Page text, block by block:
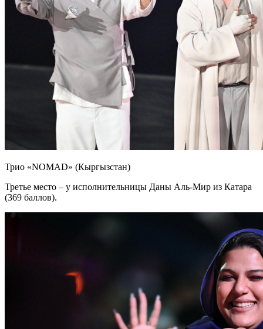
Трио «NOMAD» (Кыргызстан)
Третье место – у исполнительницы Даны Аль-Мир из Катара
(369 баллов).